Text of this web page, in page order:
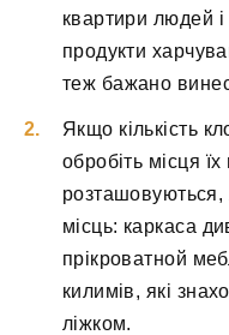
квартири людей і
продукти
теж бажано
Якщо кількість
обробіть місця
розташовуються,
місць: каркаса
прікроватной
килимів, які
ліжком.